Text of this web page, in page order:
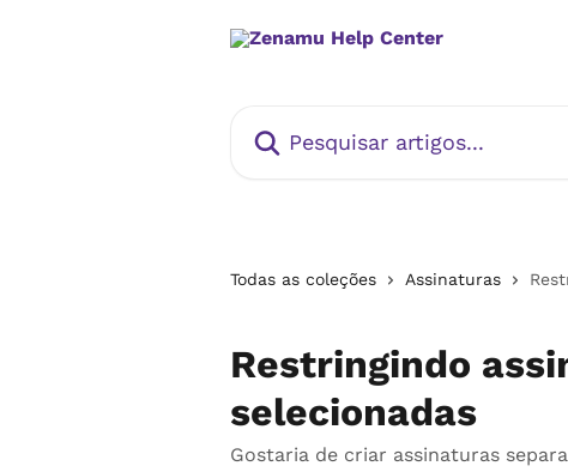
Todas as coleções Assinaturas
Restringindo
selecionadas
Gostaria de criar assinaturas